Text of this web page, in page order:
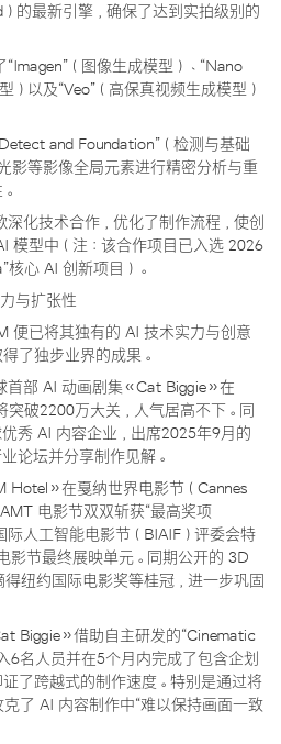
的最新引擎，确保了达到实拍级别的
（图像生成模型）、“Nano
）以及“Veo”（高保真视频生成模型）
and Foundation”（检测与基础
影等影像全局元素进行精密分析与重
深化技术合作，优化了制作流程，使创
模型中（注：该合作项目已入选 2026
心 AI 创新项目）。
与扩张性
便已将其独有的 AI 技术实力与创意
了独步业界的成果。
首部 AI 动画剧集《Cat Biggie》在
破2200万大关，人气居高不下。同
秀 AI 内容企业，出席2025年9月的
论坛并分享制作见解。
Hotel》在戛纳世界电影节（Cannes
电影节双双斩获“最高奖项
际人工智能电影节（BIAIF）评委会特
影节最终展映单元。同期公开的 3D
得纽约国际电影奖等桂冠，进一步巩固
Biggie》借助自主研发的“Cinematic
6名人员并在5个月内完成了包含企划
了跨越式的制作速度。特别是通过将
了 AI 内容制作中“难以保持画面一致